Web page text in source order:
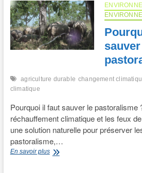
du
sucre
?
agriculture durable changement
climatique
Pourquoi il faut sauver le pastoralisme
réchauffement climatique et les feux
une solution naturelle pour préserver
pastoralisme,…
En savoir plusPourquoi